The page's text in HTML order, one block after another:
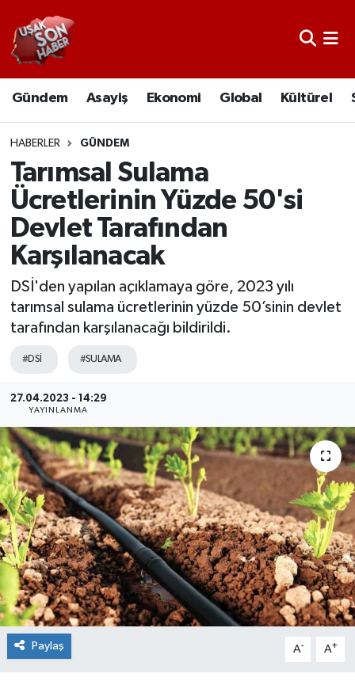
Gündem Asayiş Ekonomi Global Kültürel
HABERLER GÜNDEM
Tarımsal Sulama
Ücretlerinin Yüzde 50'si
Devlet Tarafından
Karşılanacak
DSİ'den yapılan açıklamaya göre, 2023 yılı
tarımsal sulama ücretlerinin yüzde 50’sinin devlet
tarafından karşılanacağı bildirildi.
#DSİ #SULAMA
27.04.2023 - 14:29
YAYINLANMA
Paylaş A- A+
Uşak Nöbetçi Eczaneler
Uşak Hava Durumu
Uşak Namaz Vakitleri
Uşak Trafik Yoğunluk Haritası
Süper Lig Puan Durumu ve Fikstür
Tüm Manşetler
Son Dakika Haberleri